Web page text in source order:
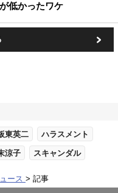
低かったワケ
東英二 ハラスメント
涼子 スキャンダル
ース 記事